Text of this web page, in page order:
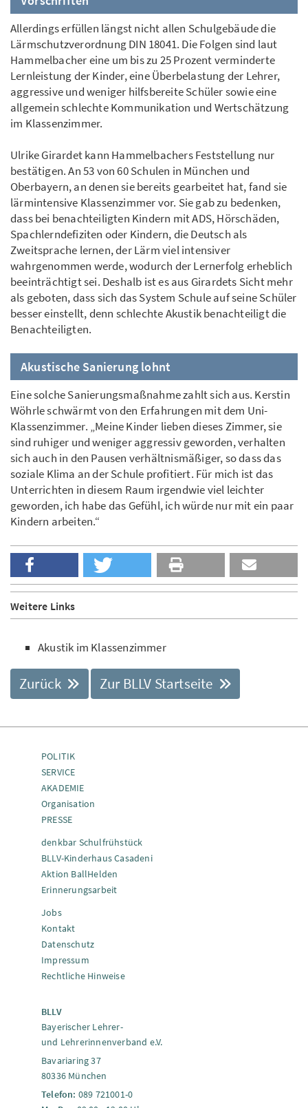
Allerdings erfüllen längst nicht allen Schulgebäude die
Lärmschutzverordnung DIN 18041. Die Folgen sind laut
Hammelbacher eine um bis zu 25 Prozent verminderte
Lernleistung der Kinder, eine Überbelastung der Lehrer,
aggressive und weniger hilfsbereite Schüler sowie eine
allgemein schlechte Kommunikation und Wertschätzung
im Klassenzimmer.
Ulrike Girardet kann Hammelbachers Feststellung nur
bestätigen. An 53 von 60 Schulen in München und
Oberbayern, an denen sie bereits gearbeitet hat, fand sie
lärmintensive Klassenzimmer vor. Sie gab zu bedenken,
dass bei benachteiligten Kindern mit ADS, Hörschäden,
Spachlerndefiziten oder Kindern, die Deutsch als
Zweitsprache lernen, der Lärm viel intensiver
wahrgenommen werde, wodurch der Lernerfolg erheblich
beeinträchtigt sei. Deshalb ist es aus Girardets Sicht mehr
als geboten, dass sich das System Schule auf seine Schüler
besser einstellt, denn schlechte Akustik benachteiligt die
Benachteiligten.
Akustische Sanierung lohnt
Eine solche Sanierungsmaßnahme zahlt sich aus. Kerstin
Wöhrle schwärmt von den Erfahrungen mit dem Uni-
Klassenzimmer. „Meine Kinder lieben dieses Zimmer, sie
sind ruhiger und weniger aggressiv geworden, verhalten
sich auch in den Pausen verhältnismäßiger, so dass das
soziale Klima an der Schule profitiert. Für mich ist das
Unterrichten in diesem Raum irgendwie viel leichter
geworden, ich habe das Gefühl, ich würde nur mit ein paar
Kindern arbeiten.“
Weitere Links
Akustik im Klassenzimmer
Zurück Zur BLLV Startseite
POLITIK
SERVICE
AKADEMIE
Organisation
PRESSE
denkbar Schulfrühstück
BLLV-Kinderhaus Casadeni
Aktion BallHelden
Erinnerungsarbeit
Jobs
Kontakt
Datenschutz
Impressum
Rechtliche Hinweise
BLLV
Bayerischer Lehrer-
und Lehrerinnenverband e.V.
Bavariaring 37
80336 München
Telefon: 089 721001-0